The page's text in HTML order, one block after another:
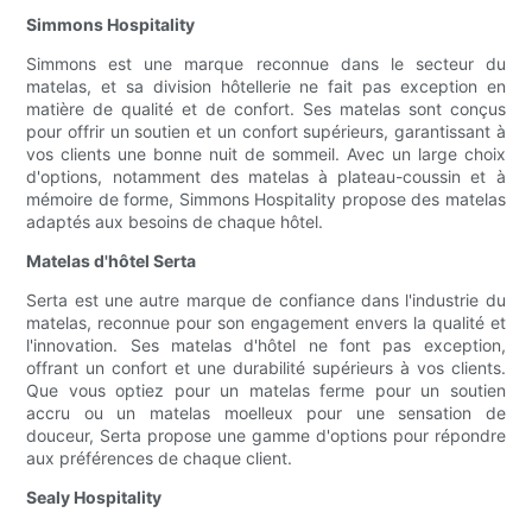
Simmons Hospitality
Simmons est une marque reconnue dans le secteur du
matelas, et sa division hôtellerie ne fait pas exception en
matière de qualité et de confort. Ses matelas sont conçus
pour offrir un soutien et un confort supérieurs, garantissant à
vos clients une bonne nuit de sommeil. Avec un large choix
d'options, notamment des matelas à plateau-coussin et à
mémoire de forme, Simmons Hospitality propose des matelas
adaptés aux besoins de chaque hôtel.
Matelas d'hôtel Serta
Serta est une autre marque de confiance dans l'industrie du
matelas, reconnue pour son engagement envers la qualité et
l'innovation. Ses matelas d'hôtel ne font pas exception,
offrant un confort et une durabilité supérieurs à vos clients.
Que vous optiez pour un matelas ferme pour un soutien
accru ou un matelas moelleux pour une sensation de
douceur, Serta propose une gamme d'options pour répondre
aux préférences de chaque client.
Sealy Hospitality